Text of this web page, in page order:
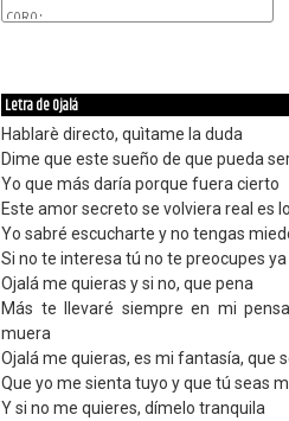
CORO:
Letra de Ojalá
Hablarè directo, quìtame la duda
Dime que este sueño de que pueda
Yo que más daría porque fuera cierto
Este amor secreto se volviera real es
Yo sabré escucharte y no tengas
Si no te interesa tú no te preocupes
Ojalá me quieras y si no, que pena
Más te llevaré siempre en mi
muera
Ojalá me quieras, es mi fantasía, que
Que yo me sienta tuyo y que tú seas
Y si no me quieres, dímelo tranquila